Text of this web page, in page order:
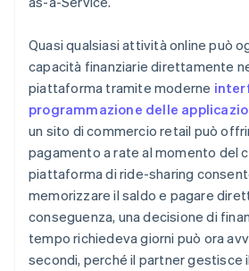
Quasi qualsiasi attività online può
capacità finanziarie direttamente
piattaforma tramite moderne
programmazione delle
un sito di commercio retail può
pagamento a rate al momento del
piattaforma di ride-sharing
memorizzare il saldo e pagare
conseguenza, una decisione di
tempo richiedeva giorni può ora
secondi, perché il partner gestisce